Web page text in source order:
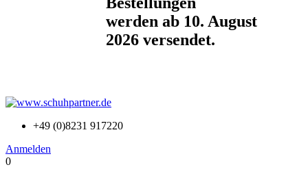
werden ab 10. August
2026 versendet.
+49 (0)8231 917220
Anmelden
0